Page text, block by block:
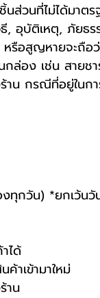
ส่วนที่ไม่ได้มาตร
, อุบัติเหตุ, ภัย
อสูญหายจะถือ
อง เช่น สายช
กรณีที่อยู่ในก
กวัน) *ยกเว้น
ได้
าเข้ามาใหม่
าน